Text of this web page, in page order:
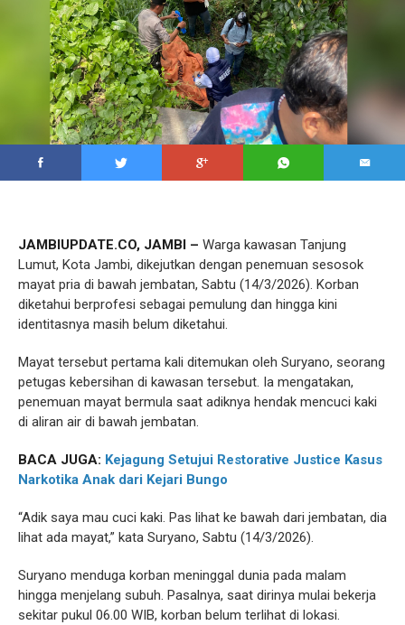
JAMBIUPDATE.CO, JAMBI – Warga kawasan Tanjung
Lumut, Kota Jambi, dikejutkan dengan penemuan sesosok
mayat pria di bawah jembatan, Sabtu (14/3/2026). Korban
diketahui berprofesi sebagai pemulung dan hingga kini
identitasnya masih belum diketahui.
Mayat tersebut pertama kali ditemukan oleh Suryano, seorang
petugas kebersihan di kawasan tersebut. Ia mengatakan,
penemuan mayat bermula saat adiknya hendak mencuci kaki
di aliran air di bawah jembatan.
BACA JUGA: Kejagung Setujui Restorative Justice Kasus
Narkotika Anak dari Kejari Bungo
“Adik saya mau cuci kaki. Pas lihat ke bawah dari jembatan, dia
lihat ada mayat,” kata Suryano, Sabtu (14/3/2026).
Suryano menduga korban meninggal dunia pada malam
hingga menjelang subuh. Pasalnya, saat dirinya mulai bekerja
sekitar pukul 06.00 WIB, korban belum terlihat di lokasi.